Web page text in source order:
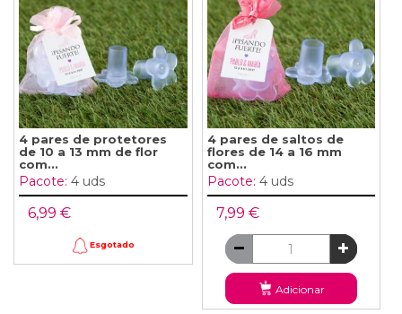
4 pares de protetores
de 10 a 13 mm de flor
com...
Pacote: 4 uds
6,99 €
Esgotado
4 pares de saltos de
flores de 14 a 16 mm
com...
Pacote: 4 uds
7,99 €
Adicionar